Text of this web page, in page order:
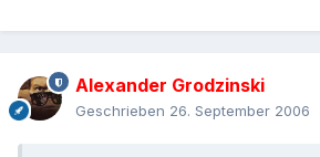
Alexander Grodzinski
Geschrieben 26. September 2006